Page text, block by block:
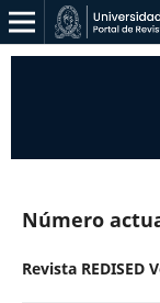
Número
Revista REDISED